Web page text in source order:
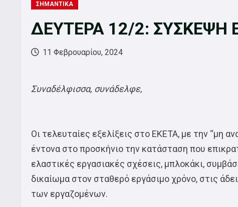
ΣΗΜΑΝΤΙΚΑ
ΔΕΥΤΕΡΑ 12/2: ΣΥΣΚΕΨΗ
11 Φεβρουαρίου, 2024
Συναδέλφισσα, συνάδελφε,
Οι τελευταίες εξελίξεις στο ΕΚΕΤΑ, με την “μη
έντονα στο προσκήνιο την κατάσταση που
ελαστικές εργασιακές σχέσεις, μπλοκάκι,
δικαίωμα στον σταθερό εργάσιμο χρόνο, στις
των εργαζομένων.